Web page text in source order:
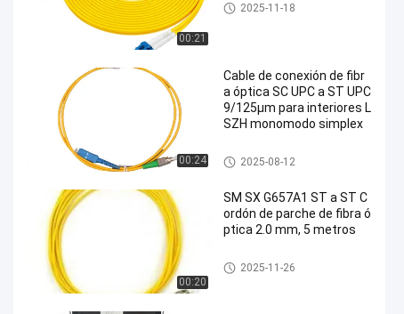
00:21
Cable de conexión de fibra ópti
ca
2025-11-18
00:24
Cable de conexión de fibr
a óptica SC UPC a ST UPC
9/125μm para interiores L
SZH monomodo simplex
Cable de conexión de fibra ópti
ca
2025-08-12
00:20
SM SX G657A1 ST a ST C
ordón de parche de fibra ó
ptica 2.0 mm, 5 metros
Cable de conexión de fibra ópti
ca
2025-11-26